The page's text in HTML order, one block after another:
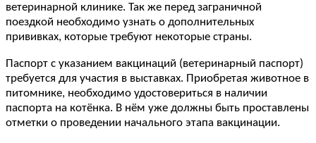
ветеринарной клинике. Так же перед заграничной
поездкой необходимо узнать о дополнительных
прививках, которые требуют некоторые страны.
Паспорт с указанием вакцинаций (ветеринарный паспорт)
требуется для участия в выставках. Приобретая животное в
питомнике, необходимо удостовериться в наличии
паспорта на котёнка. В нём уже должны быть проставлены
отметки о проведении начального этапа вакцинации.